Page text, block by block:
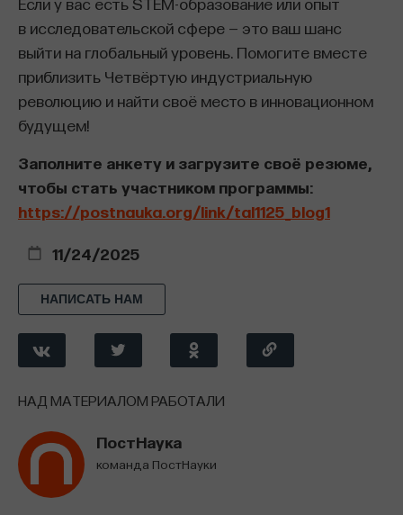
в исследовательской сфере — это ваш шанс
выйти на глобальный уровень. Помогите вместе
приблизить Четвёртую индустриальную
революцию и найти своё место в инновационном
будущем! ​
Заполните анкету и загрузите своё резюме,
чтобы стать участником программы:
https://postnauka.org/link/tal1125_blog1
11/24/2025
НАПИСАТЬ НАМ
НАД МАТЕРИАЛОМ РАБОТАЛИ
ПостНаука
команда ПостНауки
Внеси свой вклад в дело
просвещения!